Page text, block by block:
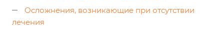
Осложнения, возникающие при отсутствии
лечения